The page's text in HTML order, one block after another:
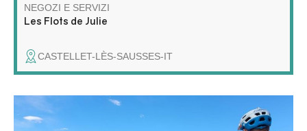
NEGOZI E SERVIZI
Les Flots de Julie
CASTELLET-LÈS-SAUSSES-IT
Accompagnamento e assistenza su prenotazione da